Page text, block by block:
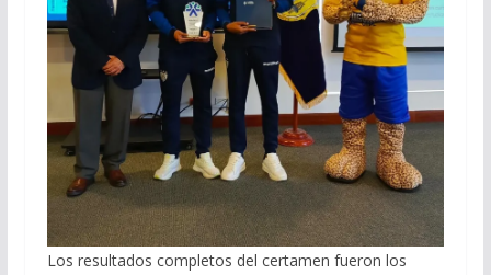
Los resultados completos del certamen fueron los